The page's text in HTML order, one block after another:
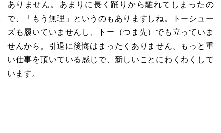
ありません。あまりに長く踊りから離れてしまったの
で、「もう無理」というのもありますしね。トーシュー
ズも履いていませんし、トー（つま先）でも立っていま
せんから。引退に後悔はまったくありません。もっと重
い仕事を頂いている感じで、新しいことにわくわくして
います。